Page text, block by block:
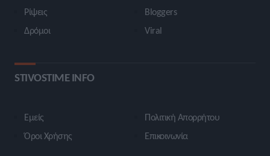
Ρίψεις
Δρόμοι
Bloggers
Viral
STIVOSTIME INFO
Εμείς
Όροι Χρήσης
Πολιτική Απορρήτου
Επικοινωνία